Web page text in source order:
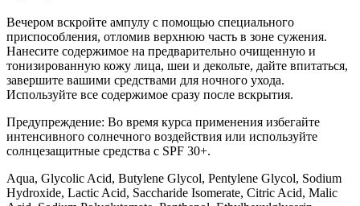
Вечером вскройте ампулу с помощью специального
приспособления, отломив верхнюю часть в зоне сужения.
Нанесите содержимое на предварительно очищенную и
тонизированную кожу лица, шеи и декольте, дайте впитаться,
завершите вашими средствами для ночного ухода.
Используйте все содержимое сразу после вскрытия.
Предупреждение: Во время курса применения избегайте
интенсивного солнечного воздействия или используйте
солнцезащитные средства с SPF 30+.
Aqua, Glycolic Acid, Butylene Glycol, Pentylene Glycol, Sodium
Hydroxide, Lactic Acid, Saccharide Isomerate, Citric Acid, Malic